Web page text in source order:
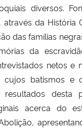
diversos.
através da História
das famílias
da
netos e
cujos batismos e
resultados desta
acerca do